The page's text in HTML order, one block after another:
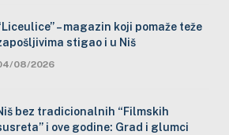
– magazin koji pomaže teže
stigao i u Niš
08/2026
bez tradicionalnih “Filmskih
i ove godine: Grad i glumci